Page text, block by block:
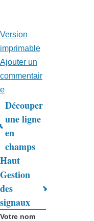
Version
imprimable
Ajouter un
commentair
e
Liens
transversaux
de
livre
pour
Trucs
Découper
une ligne
en
champs
Haut
Gestion
des
signaux
Votre nom